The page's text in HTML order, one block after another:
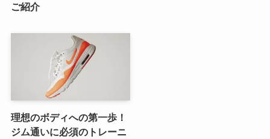
ご紹介
理想のボディへの第一歩！
ジム通いに必須のトレーニ